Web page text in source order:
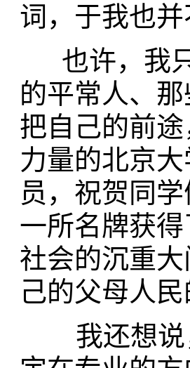
词，于我也
也许，我只
的平常人、
把自己的前
力量的北京
员，祝贺同
一所名牌获
社会的沉重
己的父母人
我还想说，